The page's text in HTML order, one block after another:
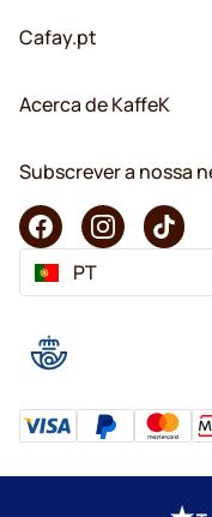
Cafay.pt
Acerca de KaffeK
Subscrever a nossa
PT